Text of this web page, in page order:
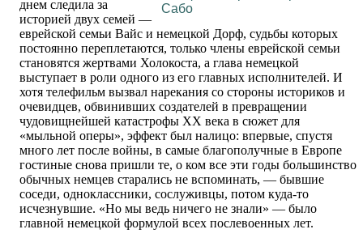
Сабо
днем следила за
историей двух семей —
еврейской семьи Вайс и немецкой Дорф, судьбы которых
постоянно переплетаются, только члены еврейской семьи
становятся жертвами Холокоста, а глава немецкой
выступает в роли одного из его главных исполнителей. И
хотя телефильм вызвал нарекания со стороны историков и
очевидцев, обвинивших создателей в превращении
чудовищнейшей катастрофы ХХ века в сюжет для
«мыльной оперы», эффект был налицо: впервые, спустя
много лет после войны, в самые благополучные в Европе
гостиные снова пришли те, о ком все эти годы большинство
обычных немцев старались не вспоминать, — бывшие
соседи, одноклассники, сослуживцы, потом куда-то
исчезнувшие. «Но мы ведь ничего не знали» — было
главной немецкой формулой всех послевоенных лет.